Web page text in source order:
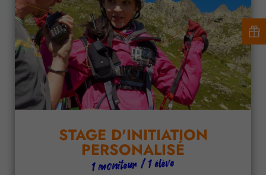
STAGE D'INITIATION
PERSONALISÉ
1 moniteur / 1 élève